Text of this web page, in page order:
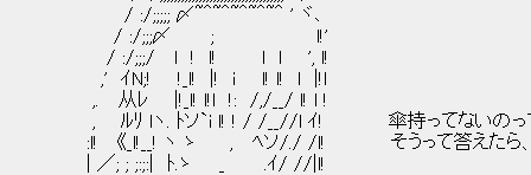
/ :/;;;;; 〆~＾~＾~＾~＾~＾ ' ヾ､
/ :/;;;〆 ; l!'
/ :/;;;/ l ! l! l l ', l!
,' ｲN;! !_l! |! i l! l! l |!l
,. 从ﾚ |!_l! l!l !: /,/__/ l! l !
, ﾙﾘ lヽ. ﾄソ`i l! ! / /__//l ｲ! 傘持ってないのって
:l! 《_l!__! ヽ ゝ , ﾍソ/./ /l! そうって答えたら、自
| ／; ; ;:;:| ﾄ.ゝ _ .ｲ/ //|l!